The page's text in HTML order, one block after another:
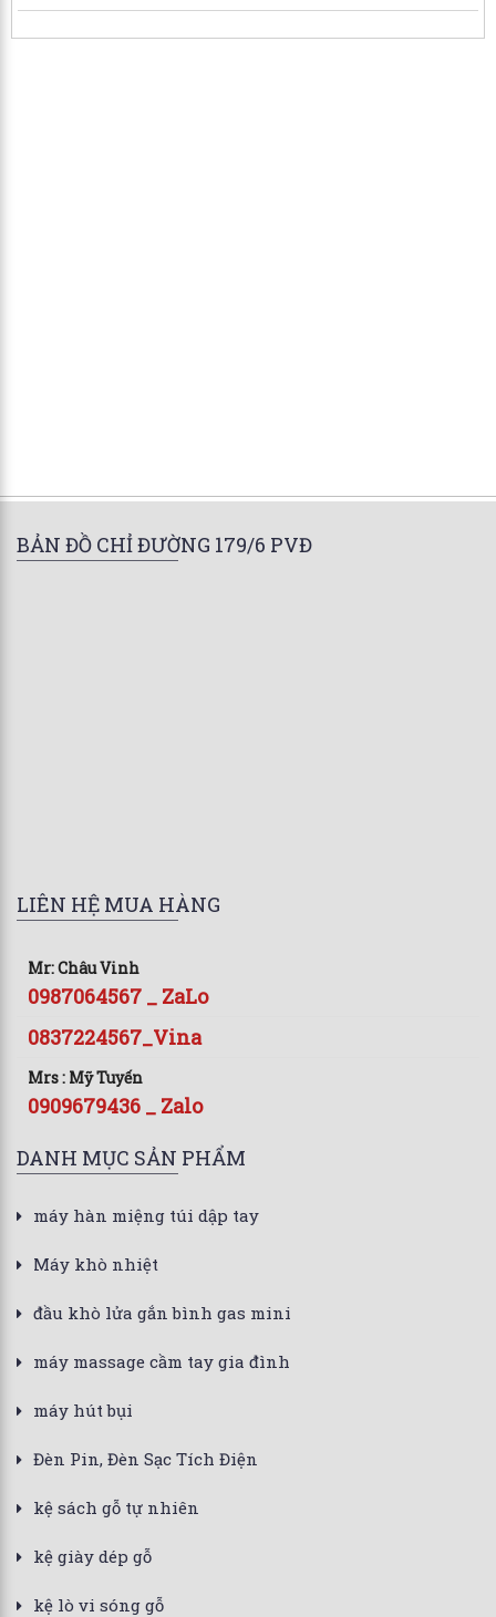
BẢN ĐỒ CHỈ ĐƯỜNG 179/6 PVĐ
LIÊN HỆ MUA HÀNG
Mr: Châu Vinh
0987064567 _ ZaLo
0837224567_Vina
Mrs : Mỹ Tuyến
0909679436 _ Zalo
DANH MỤC SẢN PHẨM
máy hàn miệng túi dập tay
Máy khò nhiệt
đầu khò lửa gắn bình gas mini
máy massage cầm tay gia đình
máy hút bụi
Đèn Pin, Đèn Sạc Tích Điện
kệ sách gỗ tự nhiên
kệ giày dép gỗ
kệ lò vi sóng gỗ